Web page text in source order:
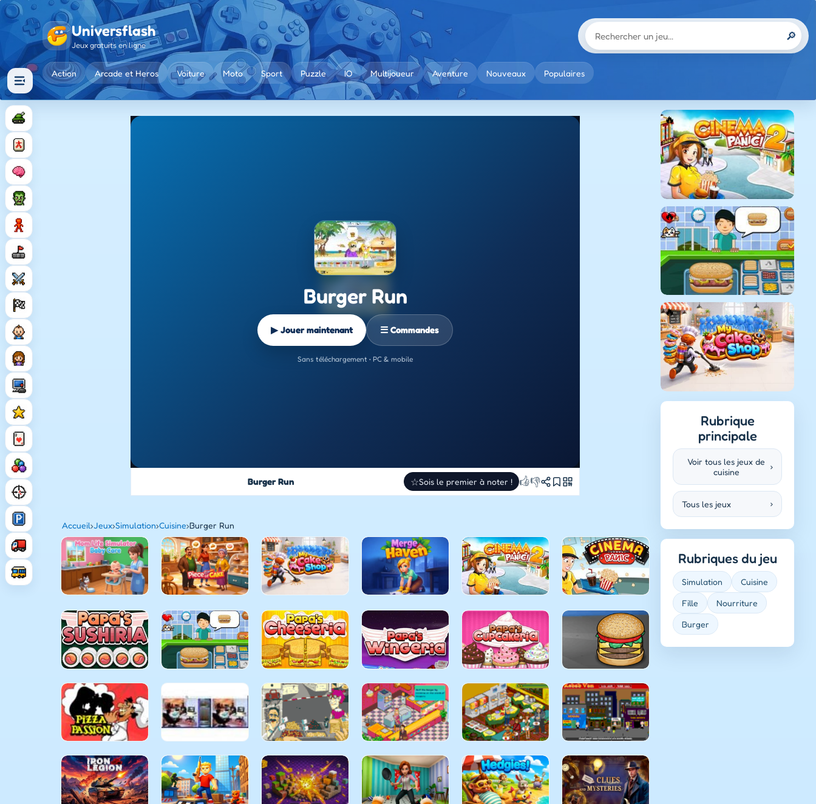
Universflash
Jeux gratuits en ligne
🔎
Action Arcade et Heros Voiture Moto Sport Puzzle IO Multijoueur Aventure Nouveaux Populaires
Burger Run
▶ Jouer maintenant ☰ Commandes
Sans téléchargement • PC & mobile
Burger Run ☆Sois le premier à noter ! 👍👎
Accueil›Jeux›Simulation›Cuisine›Burger Run
Rubrique
principale
Voir tous les jeux de
cuisine
›
Tous les jeux ›
Rubriques du jeu
Simulation Cuisine
Fille Nourriture
Burger